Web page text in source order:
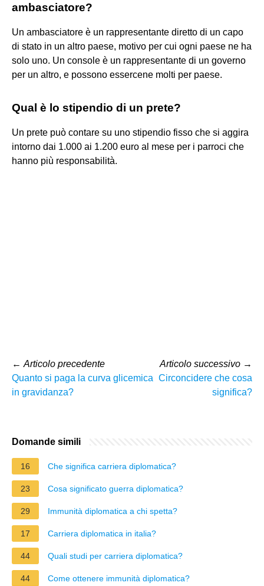
ambasciatore?
Un ambasciatore è un rappresentante diretto di un capo
di stato in un altro paese, motivo per cui ogni paese ne ha
solo uno. Un console è un rappresentante di un governo
per un altro, e possono essercene molti per paese.
Qual è lo stipendio di un prete?
Un prete può contare su uno stipendio fisso che si aggira
intorno dai 1.000 ai 1.200 euro al mese per i parroci che
hanno più responsabilità.
← Articolo precedente
Quanto si paga la curva glicemica
in gravidanza?
Articolo successivo →
Circoncidere che cosa
significa?
Domande simili
16 Che significa carriera diplomatica?
23 Cosa significato guerra diplomatica?
29 Immunità diplomatica a chi spetta?
17 Carriera diplomatica in italia?
44 Quali studi per carriera diplomatica?
44 Come ottenere immunità diplomatica?